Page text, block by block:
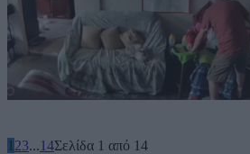
1 23...14Σελίδα 1 από 14